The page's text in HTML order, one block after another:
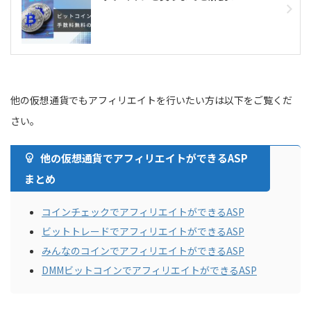
他の仮想通貨でもアフィリエイトを行いたい方は以下をご覧くだ
さい。
他の仮想通貨でアフィリエイトができるASP
まとめ
コインチェックでアフィリエイトができるASP
ビットトレードでアフィリエイトができるASP
みんなのコインでアフィリエイトができるASP
DMMビットコインでアフィリエイトができるASP